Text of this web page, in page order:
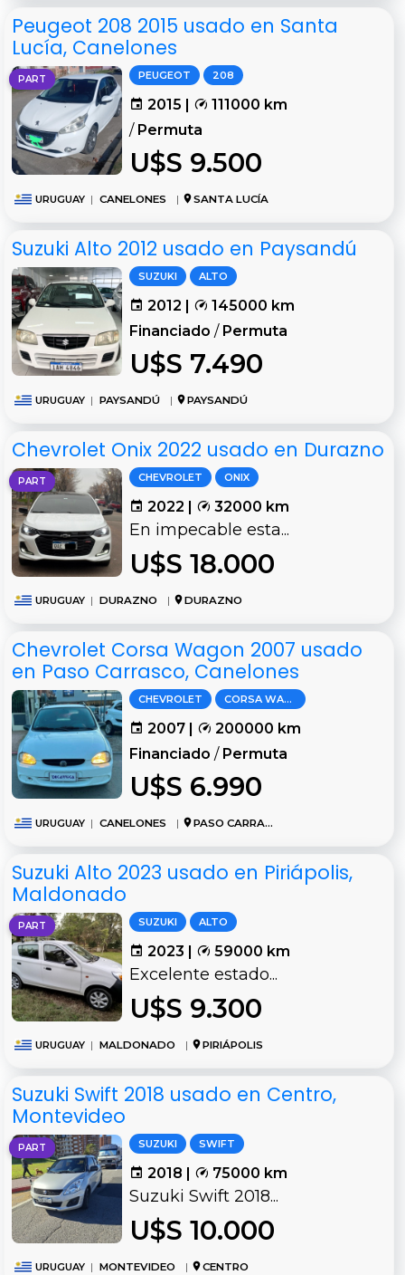
Peugeot 208 2015 usado en Santa
Lucía, Canelones
PART PEUGEOT 208
2015 |
111000 km
/ Permuta
U$S 9.500
URUGUAY | CANELONES | SANTA LUCÍA
Suzuki Alto 2012 usado en Paysandú
SUZUKI ALTO
2012 |
145000 km
Financiado / Permuta
U$S 7.490
URUGUAY | PAYSANDÚ | PAYSANDÚ
Chevrolet Onix 2022 usado en Durazno
PART CHEVROLET ONIX
2022 | 32000 km
En impecable esta...
U$S 18.000
URUGUAY | DURAZNO | DURAZNO
Chevrolet Corsa Wagon 2007 usado
en Paso Carrasco, Canelones
CHEVROLET CORSA WAGON
2007 |
200000 km
Financiado / Permuta
U$S 6.990
URUGUAY | CANELONES | PASO CARRASCO
Suzuki Alto 2023 usado en Piriápolis,
Maldonado
PART SUZUKI ALTO
2023 | 59000 km
Excelente estado...
U$S 9.300
URUGUAY | MALDONADO | PIRIÁPOLIS
Suzuki Swift 2018 usado en Centro,
Montevideo
PART SUZUKI SWIFT
2018 | 75000 km
Suzuki Swift 2018...
U$S 10.000
URUGUAY | MONTEVIDEO | CENTRO